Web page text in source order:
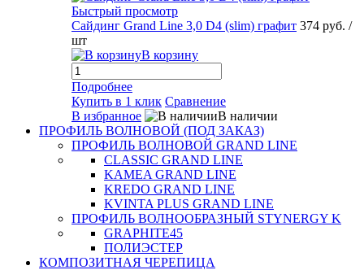
Быстрый просмотр
Сайдинг Grand Line 3,0 D4 (slim) графит 374 руб. /
шт
В корзину
Подробнее
Купить в 1 клик Сравнение
В избранное
В наличии
ПРОФИЛЬ ВОЛНОВОЙ (ПОД ЗАКАЗ)
ПРОФИЛЬ ВОЛНОВОЙ GRAND LINE
CLASSIC GRAND LINE
KAMEA GRAND LINE
KREDO GRAND LINE
KVINTA PLUS GRAND LINE
ПРОФИЛЬ ВОЛНООБРАЗНЫЙ STYNERGY K
GRAPHITE45
ПОЛИЭСТЕР
КОМПОЗИТНАЯ ЧЕРЕПИЦА